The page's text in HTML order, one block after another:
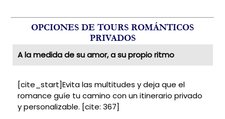
OPCIONES DE TOURS ROMÁNTICOS
PRIVADOS
A la medida de su amor, a su propio ritmo
[cite_start]Evita las multitudes y deja que el
romance guíe tu camino con un itinerario privado
y personalizable. [cite: 367]